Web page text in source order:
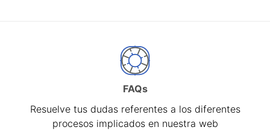
FAQs
Resuelve tus dudas referentes a los diferentes
procesos implicados en nuestra web